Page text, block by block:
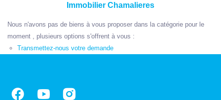
Immobilier Chamalieres
Nous n'avons pas de biens à vous proposer dans la catégorie pour le
moment , plusieurs options s'offrent à vous :
Transmettez-nous votre demande